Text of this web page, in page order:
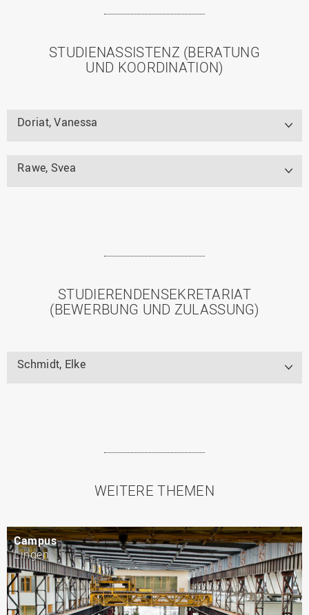
STUDIENASSISTENZ (BERATUNG
UND KOORDINATION)
Doriat, Vanessa
Rawe, Svea
STUDIERENDENSEKRETARIAT
(BEWERBUNG UND ZULASSUNG)
Schmidt, Elke
WEITERE THEMEN
Campus
Lingen